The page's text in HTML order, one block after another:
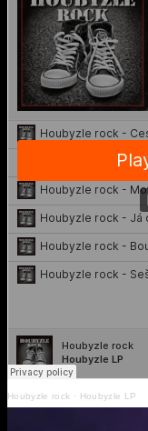
Houbyzle rock · Houbyzle LP